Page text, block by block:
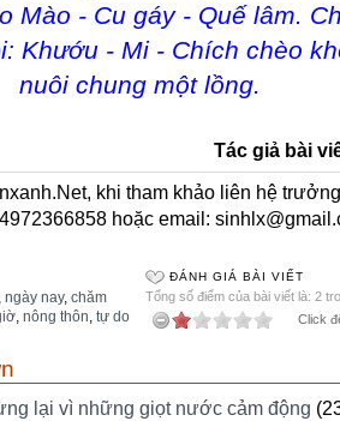
Mào - Cu gáy - Quế lâm.
Khướu - Mi - Chích chèo
nuôi chung một lồng.
Tác giả bài
khi tham khảo liên hệ
hoặc email:
, ngày nay, chăm
, nông thôn, tự do
ĐÁNH GIÁ BÀI VIẾT
Tổng số điểm của bài viết là: 2
Click
lại vì những giọt nước cảm động